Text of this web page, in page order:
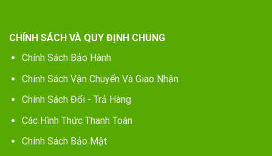
CHÍNH SÁCH VÀ QUY ĐỊNH CHUNG
Chính Sách Bảo Hành
Chính Sách Vận Chuyển Và Giao Nhận
Chính Sách Đổi - Trả Hàng
Các Hình Thức Thanh Toán
Chính Sách Bảo Mật